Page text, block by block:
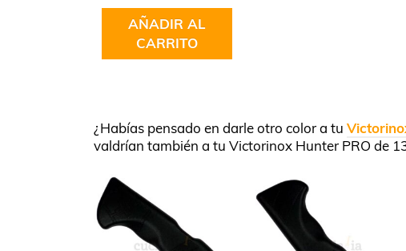
AÑADIR AL
CARRITO
¿Habías pensado en darle otro color a tu
valdrían también a tu Victorinox Hunter PRO de